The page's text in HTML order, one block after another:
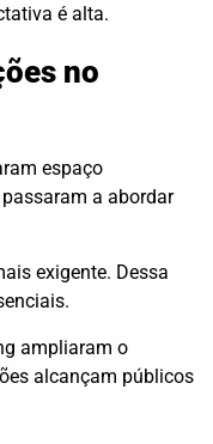
é alta.
no
espaço
a abordar
exigente. Dessa
ampliaram o
alcançam públicos